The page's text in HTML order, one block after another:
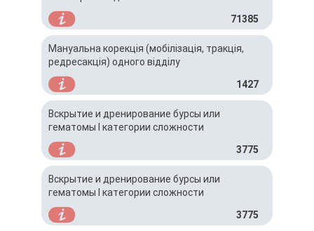
71385
Мануальна корекція (мобілізація, тракція,
редресакція) одного відділу
1427
Вскрытие и дренирование бурсы или
гематомы I категории сложности
3775
Вскрытие и дренирование бурсы или
гематомы I категории сложности
3775